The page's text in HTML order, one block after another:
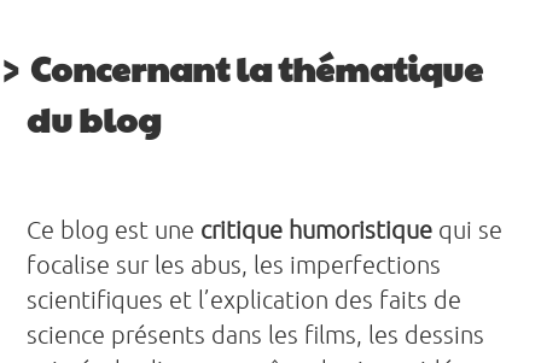
Concernant la thématique
du blog
Ce blog est une critique humoristique qui se
focalise sur les abus, les imperfections
scientifiques et l’explication des faits de
science présents dans les films, les dessins